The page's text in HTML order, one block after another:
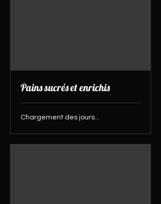
Pains sucrés et enrichis
Chargement des jours...